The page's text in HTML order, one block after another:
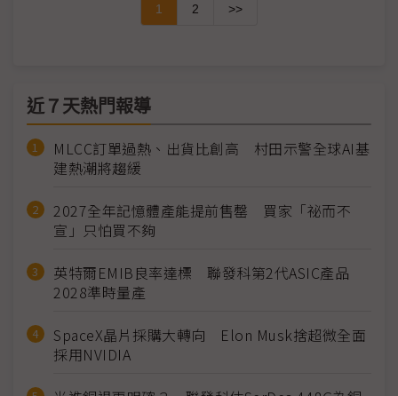
1 2 >>
近７天熱門報導
MLCC訂單過熱、出貨比創高 村田示警全球AI基
建熱潮將趨緩
2027全年記憶體產能提前售罄 買家「祕而不
宣」只怕買不夠
英特爾EMIB良率達標 聯發科第2代ASIC產品
2028準時量產
SpaceX晶片採購大轉向 Elon Musk捨超微全面
採用NVIDIA